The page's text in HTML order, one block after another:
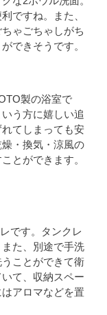
ですね。また、
ゃごちゃしがち
できそうです。
製の浴室で
う方に嬉しい追
てしまっても安
・換気・涼風の
とができます。
です。タンクレ
た、別途で手洗
ことができて衛
て、収納スペー
アロマなどを置